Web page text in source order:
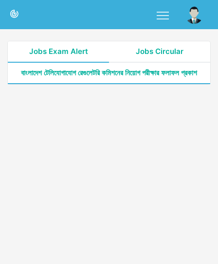
Jobs Exam Alert Jobs Circular
বাংলাদেশ টেলিযোগাযোগ রেগুলেটরি কমিশনের নিয়োগ পরীক্ষার ফলাফল প্রকাশ